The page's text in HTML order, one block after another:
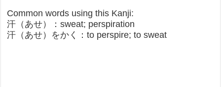
Common words using this Kanji:
汗（あせ）：sweat; perspiration​
汗（あせ）をかく：to perspire; to sweat​